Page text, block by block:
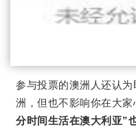
参与投票的澳洲人还认
洲，但也不影响你在大
分时间生活在澳大利亚”